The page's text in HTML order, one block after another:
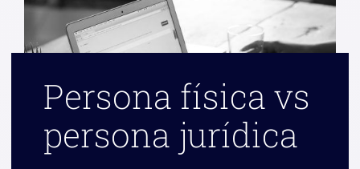
Persona física vs
persona jurídica